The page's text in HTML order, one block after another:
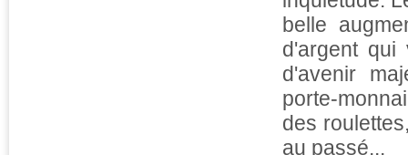
belle
d'argent qui
d'avenir
porte-
des
au passé...